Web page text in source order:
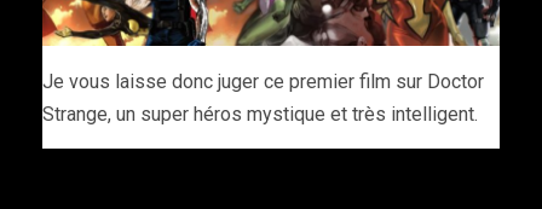
Je vous laisse donc juger ce premier film sur Doctor
Strange, un super héros mystique et très intelligent.